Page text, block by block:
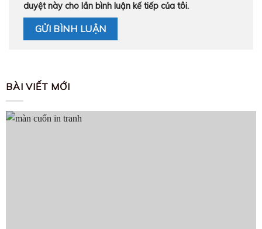
duyệt này cho lần bình luận kế tiếp của tôi.
BÀI VIẾT MỚI